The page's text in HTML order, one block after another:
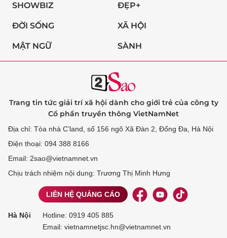
SHOWBIZ ĐẸP+
ĐỜI SỐNG XÃ HỘI
MẬT NGỮ SÀNH
Trang tin tức giải trí xã hội dành cho giới trẻ của công ty
Cổ phần truyền thông VietNamNet
Địa chỉ: Tòa nhà C’land, số 156 ngõ Xã Đàn 2, Đống Đa, Hà Nội
Điện thoại: 094 388 8166
Email: 2sao@vietnamnet.vn
Chịu trách nhiệm nội dung: Trương Thị Minh Hưng
LIÊN HỆ QUẢNG CÁO
Hà Nội Hotline: 0919 405 885
Email: vietnamnetjsc.hn@vietnamnet.vn